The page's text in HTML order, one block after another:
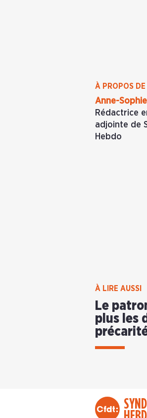
À PROPOS
Anne-
Rédactrice
adjointe de
Hebdo
À LIRE AUSSI
Le
plus les